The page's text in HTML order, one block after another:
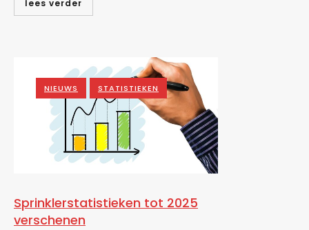
lees verder
NIEUWS STATISTIEKEN
Sprinklerstatistieken tot 2025
verschenen